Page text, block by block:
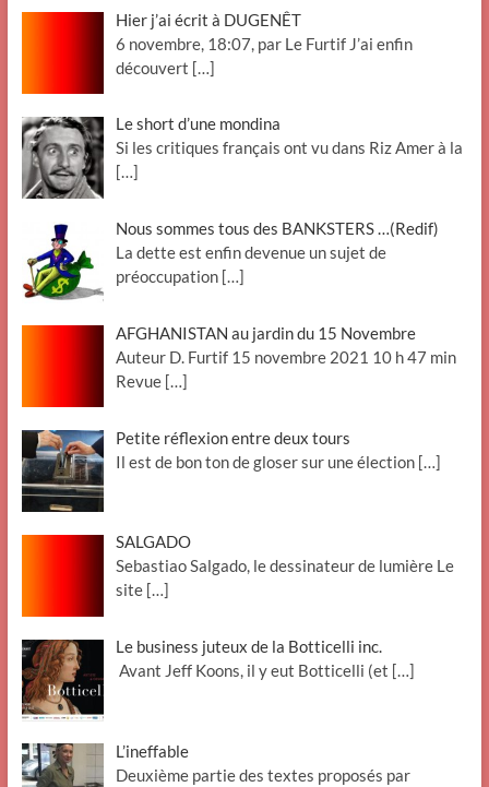
Hier j’ai écrit à DUGENÊT
6 novembre, 18:07, par Le Furtif J’ai enfin
découvert […]
Le short d’une mondina
Si les critiques français ont vu dans Riz Amer à la
[…]
Nous sommes tous des BANKSTERS …(Redif)
La dette est enfin devenue un sujet de
préoccupation […]
AFGHANISTAN au jardin du 15 Novembre
Auteur D. Furtif 15 novembre 2021 10 h 47 min
Revue […]
Petite réflexion entre deux tours
Il est de bon ton de gloser sur une élection […]
SALGADO
Sebastiao Salgado, le dessinateur de lumière Le
site […]
Le business juteux de la Botticelli inc.
Avant Jeff Koons, il y eut Botticelli (et […]
L’ineffable
Deuxième partie des textes proposés par